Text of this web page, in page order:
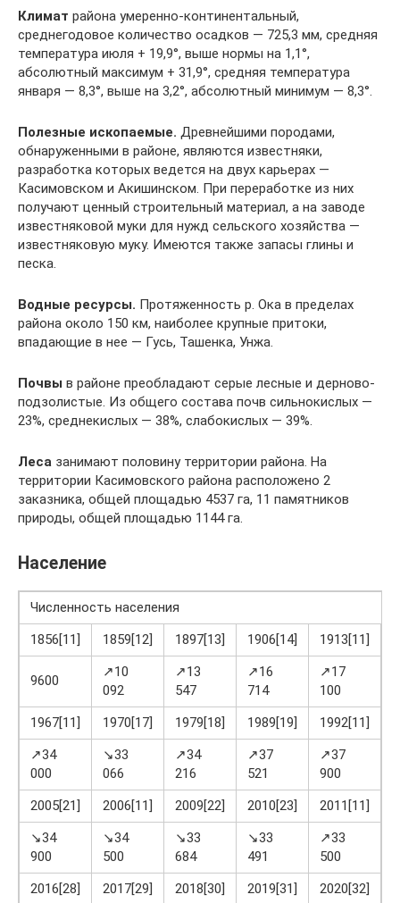
Климат района умеренно-континентальный,
среднегодовое количество осадков — 725,3 мм, средняя
температура июля + 19,9°, выше нормы на 1,1°,
абсолютный максимум + 31,9°, средняя температура
января — 8,3°, выше на 3,2°, абсолютный минимум — 8,3°.
Полезные ископаемые. Древнейшими породами,
обнаруженными в районе, являются известняки,
разработка которых ведется на двух карьерах —
Касимовском и Акишинском. При переработке из них
получают ценный строительный материал, а на заводе
известняковой муки для нужд сельского хозяйства —
известняковую муку. Имеются также запасы глины и
песка.
Водные ресурсы. Протяженность р. Ока в пределах
района около 150 км, наиболее крупные притоки,
впадающие в нее — Гусь, Ташенка, Унжа.
Почвы в районе преобладают серые лесные и дерново-
подзолистые. Из общего состава почв сильнокислых —
23%, среднекислых — 38%, слабокислых — 39%.
Леса занимают половину территории района. На
территории Касимовского района расположено 2
заказника, общей площадью 4537 га, 11 памятников
природы, общей площадью 1144 га.
Население
Численность населения
1856[11]
1859[12] 1897[13] 1906[14] 1913[11]
9600
↗10
092
↗13
547
↗16
714
↗17
100
1967[11]
1970[17] 1979[18] 1989[19] 1992[11]
↗34
000
↘33
066
↗34
216
↗37
521
↗37
900
2005[21]
2006[11] 2009[22] 2010[23] 2011[11]
↘34
900
↘34
500
↘33
684
↘33
491
↗33
500
2016[28]
2017[29] 2018[30] 2019[31] 2020[32]